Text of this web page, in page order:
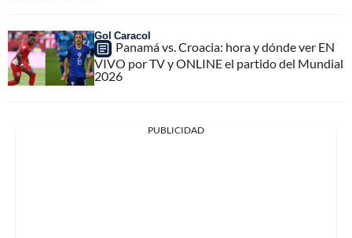
Gol Caracol
Panamá vs. Croacia: hora y dónde ver EN
VIVO por TV y ONLINE el partido del Mundial
2026
PUBLICIDAD